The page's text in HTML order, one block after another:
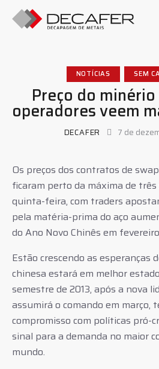
NOTÍCIAS SEM
Preço do
operadores veem
DECAFER 7 de
Os preços dos contratos de
ficaram perto da máxima de
quinta-feira, com traders
pela matéria-prima do aço
do Ano Novo Chinês em
Estão crescendo as esperanças
chinesa estará em melhor
semestre de 2013, após a nova
assumirá o comando em março,
compromisso com políticas pró-
sinal para a demanda no maior
mundo.